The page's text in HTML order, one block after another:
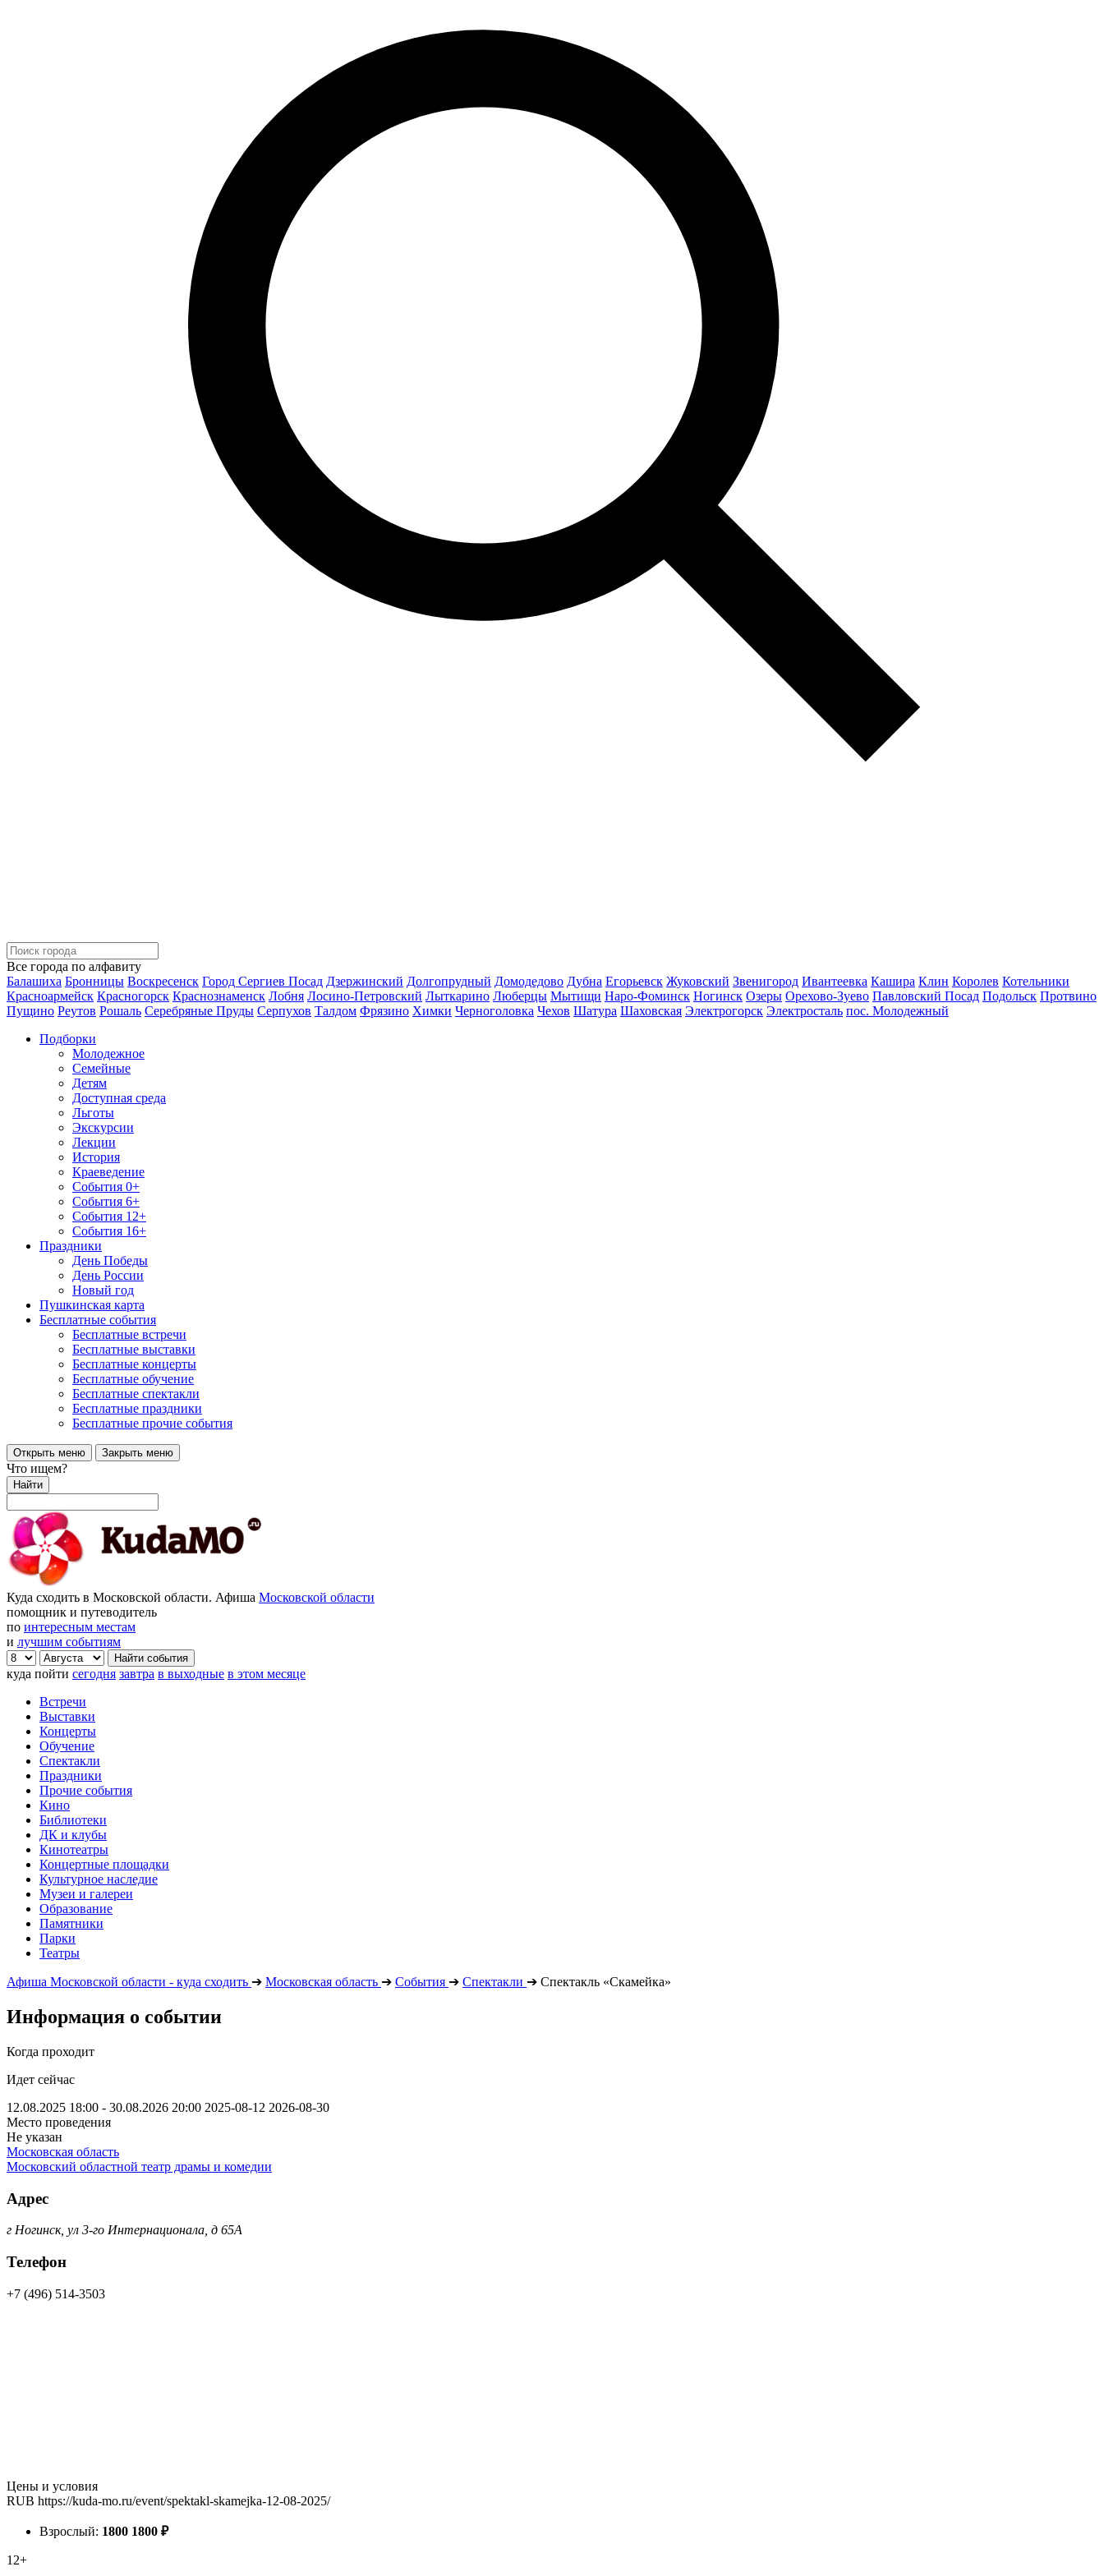
Все города по алфавиту
Балашиха Бронницы Воскресенск Город Сергиев Посад Дзержинский Долгопрудный Домодедово Дубна Егорьевск Жуковский Звенигород Ивантеевка Кашира Клин Королев Котельники
Красноармейск Красногорск Краснознаменск Лобня Лосино-Петровский Лыткарино Люберцы Мытищи Наро-Фоминск Ногинск Озеры Орехово-Зуево Павловский Посад Подольск Протвино
Пущино Реутов Рошаль Серебряные Пруды Серпухов Талдом Фрязино Химки Черноголовка Чехов Шатура Шаховская Электрогорск Электросталь пос. Молодежный
Подборки
Молодежное
Семейные
Детям
Доступная среда
Льготы
Экскурсии
Лекции
История
Краеведение
События 0+
События 6+
События 12+
События 16+
Праздники
День Победы
День России
Новый год
Пушкинская карта
Бесплатные события
Бесплатные встречи
Бесплатные выставки
Бесплатные концерты
Бесплатные обучение
Бесплатные спектакли
Бесплатные праздники
Бесплатные прочие события
Открыть меню Закрыть меню
Что ищем?
Найти
Куда сходить в Московской области. Афиша Московской области
помощник и путеводитель
по интересным местам
и лучшим событиям
куда пойти сегодня завтра в выходные в этом месяце
Встречи
Выставки
Концерты
Обучение
Спектакли
Праздники
Прочие события
Кино
Библиотеки
ДК и клубы
Кинотеатры
Концертные площадки
Культурное наследие
Музеи и галереи
Образование
Памятники
Парки
Театры
Афиша Московской области - куда сходить ➔ Московская область ➔ События ➔ Спектакли ➔ Спектакль «Скамейка»
Информация о событии
Когда проходит
Идет сейчас
12.08.2025 18:00 - 30.08.2026 20:00 2025-08-12 2026-08-30
Место проведения
Не указан
Московская область
Московский областной театр драмы и комедии
Адрес
г Ногинск, ул 3-го Интернационала, д 65А
Телефон
+7 (496) 514-3503
Цены и условия
RUB https://kuda-mo.ru/event/spektakl-skamejka-12-08-2025/
Взрослый: 1800 1800 ₽
12+